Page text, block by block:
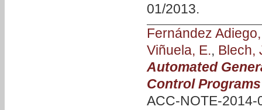
01/2013.
Fernández
Viñuela, E., Blech,
Automated
Control
ACC-NOTE-2014-